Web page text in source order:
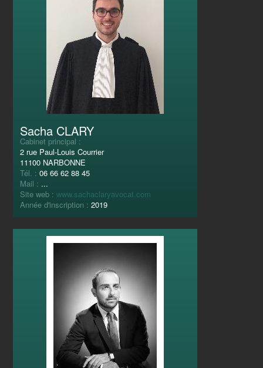
Sacha CLARY
Cabinet principal :
2 rue Paul-Louis Courrier
11100 NARBONNE
Tél. :06 66 62 88 45
Mail : ...
Site web :www.sachaclaryavocat.com
Année d'inscription :2019